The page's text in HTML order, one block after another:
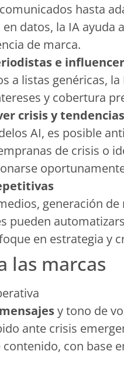
hasta
datos, la IA ayuda
de marca.
e
a listas genéricas,
y cobertura
crisis y tendencias
AI, es posible
de crisis o
generación
pueden
en estrategia y
las marcas
y tono de
ante crisis
con base